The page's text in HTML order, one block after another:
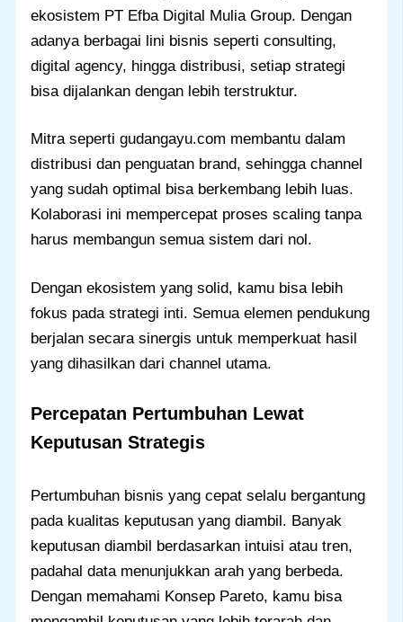
ekosistem PT Efba Digital Mulia Group. Dengan
adanya berbagai lini bisnis seperti consulting,
digital agency, hingga distribusi, setiap strategi
bisa dijalankan dengan lebih terstruktur.
Mitra seperti gudangayu.com membantu dalam
distribusi dan penguatan brand, sehingga channel
yang sudah optimal bisa berkembang lebih luas.
Kolaborasi ini mempercepat proses scaling tanpa
harus membangun semua sistem dari nol.
Dengan ekosistem yang solid, kamu bisa lebih
fokus pada strategi inti. Semua elemen pendukung
berjalan secara sinergis untuk memperkuat hasil
yang dihasilkan dari channel utama.
Percepatan Pertumbuhan Lewat
Keputusan Strategis
Pertumbuhan bisnis yang cepat selalu bergantung
pada kualitas keputusan yang diambil. Banyak
keputusan diambil berdasarkan intuisi atau tren,
padahal data menunjukkan arah yang berbeda.
Dengan memahami Konsep Pareto, kamu bisa